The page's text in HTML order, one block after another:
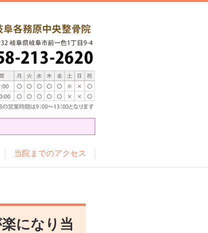
当院までのアクセス
になり当